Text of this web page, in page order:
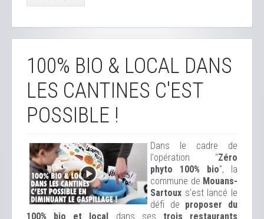
100% BIO & LOCAL DANS
LES CANTINES C'EST
POSSIBLE !
Dans le cadre de
l'opération "Zéro
phyto 100% bio", la
commune de Mouans-
Sartoux s'est lancé le
défi de proposer du
100% bio et local dans ses trois restaurants